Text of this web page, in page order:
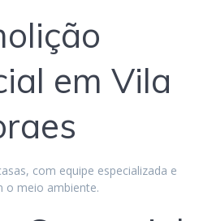
em Vila
com equipe especializada e
o meio ambiente.